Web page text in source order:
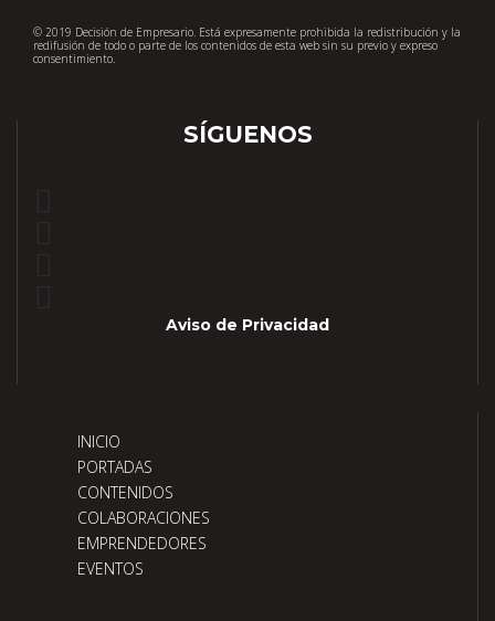
© 2019 Decisión de Empresario. Está expresamente prohibida la redistribución y la
redifusión de todo o parte de los contenidos de esta web sin su previo y expreso
consentimiento.
SÍGUENOS
Aviso de Privacidad
INICIO
PORTADAS
CONTENIDOS
COLABORACIONES
EMPRENDEDORES
EVENTOS